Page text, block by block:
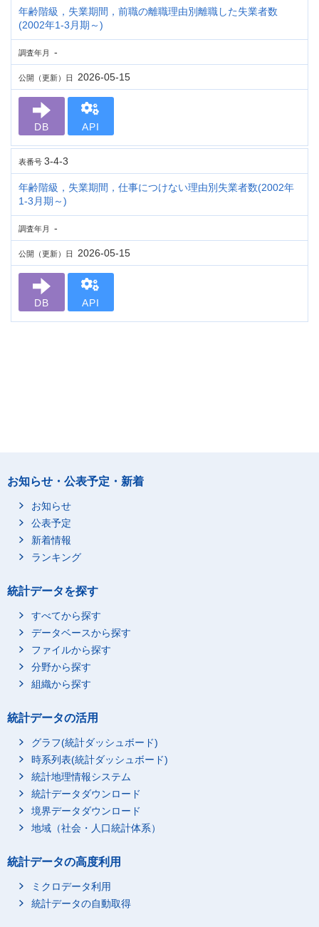
年齢階級，失業期間，前職の離職理由別離職した失業者数
(2002年1-3月期～)
調査年月 -
公開（更新）日 2026-05-15
DB API
表番号 3-4-3
年齢階級，失業期間，仕事につけない理由別失業者数(2002年
1-3月期～)
調査年月 -
公開（更新）日 2026-05-15
DB API
お知らせ・公表予定・新着
お知らせ
公表予定
新着情報
ランキング
統計データを探す
すべてから探す
データベースから探す
ファイルから探す
分野から探す
組織から探す
統計データの活用
グラフ(統計ダッシュボード)
時系列表(統計ダッシュボード)
統計地理情報システム
統計データダウンロード
境界データダウンロード
地域（社会・人口統計体系）
統計データの高度利用
ミクロデータ利用
統計データの自動取得